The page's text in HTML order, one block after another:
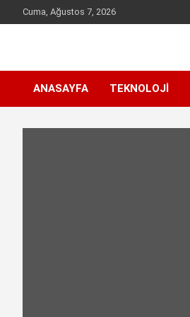
to
Cuma, Ağustos 7, 2026
incelet.com
ANASAYFA TEKNOLOJI